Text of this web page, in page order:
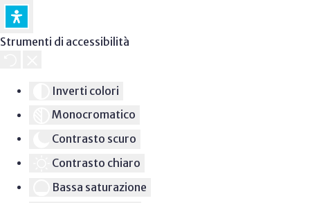
Strumenti di accessibilità
Inverti colori
Monocromatico
Contrasto scuro
Contrasto chiaro
Bassa saturazione